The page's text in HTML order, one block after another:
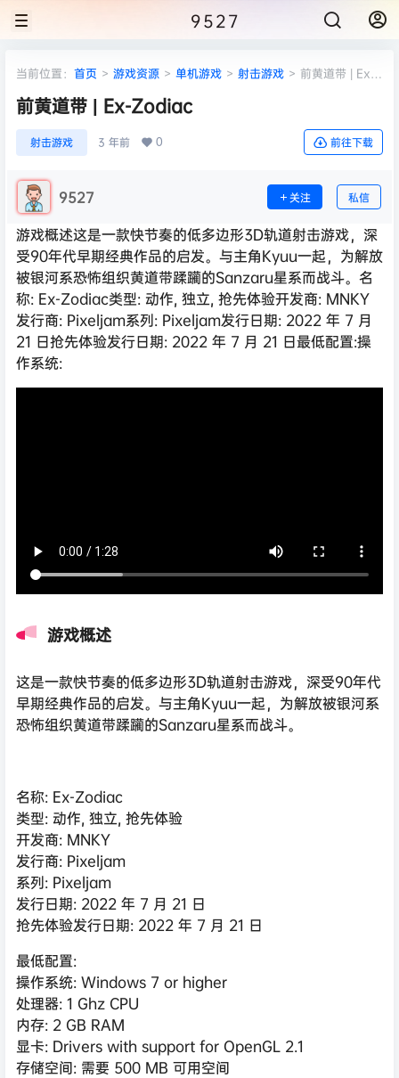
9527
当前位置： 首页 > 游戏资源 > 单机游戏 > 射击游戏 > 前黄道带 | Ex-
前黄道带 | Ex-Zodiac
射击游戏 3 年前 0 前往下载
9527 关注 私信
游戏概述这是一款快节奏的低多边形3D轨道射击游戏，深
受90年代早期经典作品的启发。与主角Kyuu一起，为解放
被银河系恐怖组织黄道带蹂躏的Sanzaru星系而战斗。名
称: Ex-Zodiac类型: 动作, 独立, 抢先体验开发商: MNKY
发行商: Pixeljam系列: Pixeljam发行日期: 2022 年 7 月
21 日抢先体验发行日期: 2022 年 7 月 21 日最低配置:操
作系统:
游戏概述
这是一款快节奏的低多边形3D轨道射击游戏，深受90年代
早期经典作品的启发。与主角Kyuu一起，为解放被银河系
恐怖组织黄道带蹂躏的Sanzaru星系而战斗。
名称: Ex-Zodiac
类型: 动作, 独立, 抢先体验
开发商: MNKY
发行商: Pixeljam
系列: Pixeljam
发行日期: 2022 年 7 月 21 日
抢先体验发行日期: 2022 年 7 月 21 日
最低配置:
操作系统: Windows 7 or higher
处理器: 1 Ghz CPU
内存: 2 GB RAM
显卡: Drivers with support for OpenGL 2.1
存储空间: 需要 500 MB 可用空间